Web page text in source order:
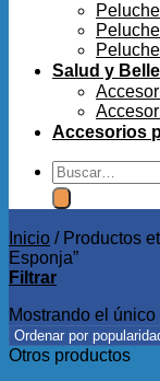
Salud y
Accesorios
Buscar
por:
Inicio /Productos
Esponja”
Filtrar
Mostrando el
Otros productos